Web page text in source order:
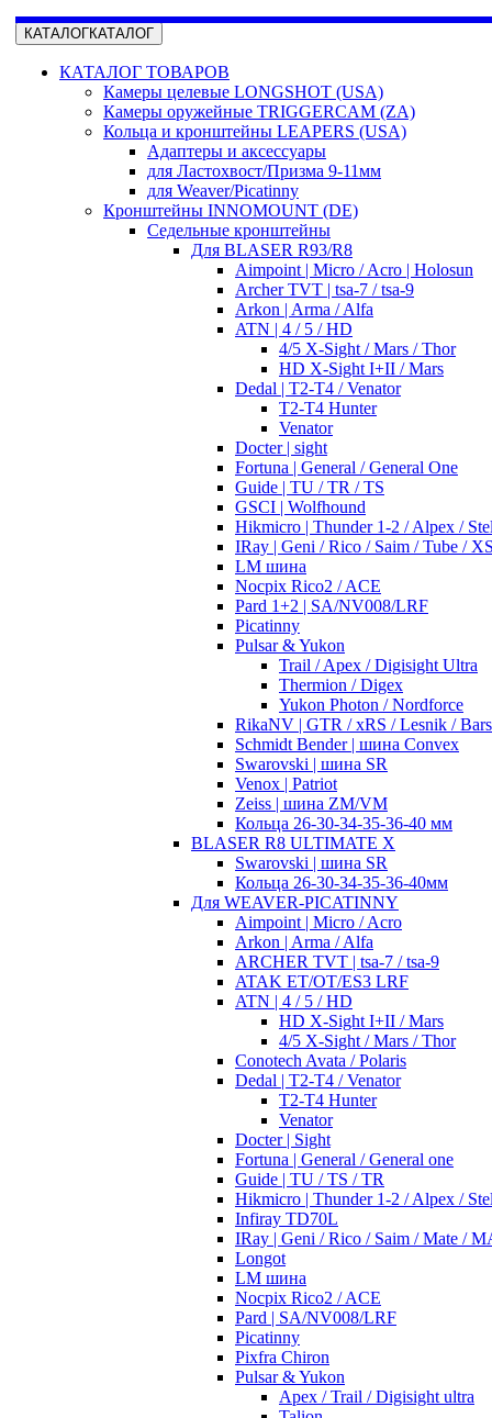
КАТАЛОГКАТАЛОГ
КАТАЛОГ ТОВАРОВ
Камеры целевые LONGSHOT (USA)
Камеры оружейные TRIGGERCAM (ZA)
Кольца и кронштейны LEAPERS (USA)
Адаптеры и аксессуары
для Ластохвост/Призма 9-11мм
для Weaver/Picatinny
Кронштейны INNOMOUNT (DE)
Седельные кронштейны
Для BLASER R93/R8
Aimpoint | Micro / Acro | Holosun
Archer TVT | tsa-7 / tsa-9
Arkon | Arma / Alfa
ATN | 4 / 5 / HD
4/5 X-Sight / Mars / Thor
HD X-Sight I+II / Mars
Dedal | T2-T4 / Venator
T2-T4 Hunter
Venator
Docter | sight
Fortuna | General / General One
Guide | TU / TR / TS
GSCI | Wolfhound
Hikmicro | Thunder 1-2 / Alpex /
IRay | Geni / Rico / Saim / Tube /
LM шина
Nocpix Rico2 / ACE
Pard 1+2 | SA/NV008/LRF
Picatinny
Pulsar & Yukon
Trail / Apex / Digisight Ultra
Thermion / Digex
Yukon Photon / Nordforce
RikaNV | GTR / xRS / Lesnik /
Schmidt Bender | шина Convex
Swarovski | шина SR
Venox | Patriot
Zeiss | шина ZM/VM
Кольца 26-30-34-35-36-40 мм
BLASER R8 ULTIMATE X
Swarovski | шина SR
Кольца 26-30-34-35-36-40мм
Для WEAVER-PICATINNY
Aimpoint | Micro / Acro
Arkon | Arma / Alfa
ARCHER TVT | tsa-7 / tsa-9
ATAK ET/OT/ES3 LRF
ATN | 4 / 5 / HD
HD X-Sight I+II / Mars
4/5 X-Sight / Mars / Thor
Conotech Avata / Polaris
Dedal | T2-T4 / Venator
T2-T4 Hunter
Venator
Docter | Sight
Fortuna | General / General one
Guide | TU / TS / TR
Hikmicro | Thunder 1-2 / Alpex /
Infiray TD70L
IRay | Geni / Rico / Saim / Mate /
Longot
LM шина
Nocpix Rico2 / ACE
Pard | SA/NV008/LRF
Picatinny
Pixfra Chiron
Pulsar & Yukon
Apex / Trail / Digisight ultra